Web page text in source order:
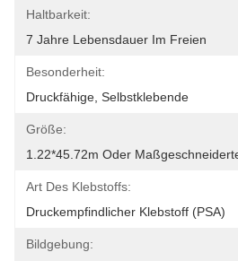
Haltbarkeit:
7 Jahre Lebensdauer Im Freien
Besonderheit:
Druckfähige, Selbstklebende
Größe:
1.22*45.72m Oder
Art Des Klebstoffs:
Druckempfindlicher Klebstoff (PSA)
Bildgebung: